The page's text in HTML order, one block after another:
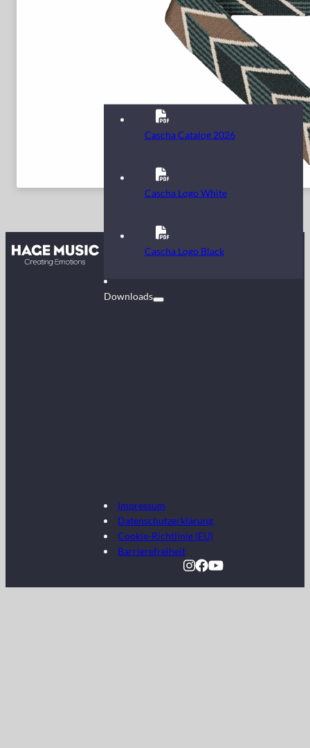
Kontakt
Downloads
Cascha Catalog 2026
Cascha Logo White
Cascha Logo Black
Impressum
Datenschutzerklärung
Cookie-Richtlinie (EU)
Barrierefreiheit